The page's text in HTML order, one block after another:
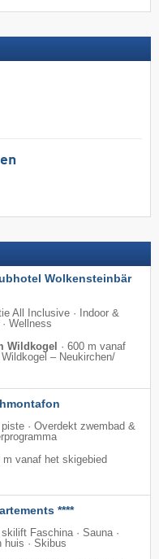
Wolkensteinbär
All Inclusive · Indoor &
Wellness
Wildkogel
· 600 m vanaf
– Neukirchen/​
· Overdekt zwembad &
m vanaf het skigebied
****
Faschina · Sauna ·
huis · Skibus